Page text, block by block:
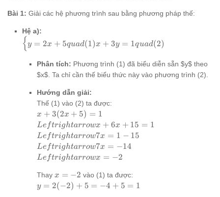
Bài 1: Giải các hệ phương trình sau bằng phương pháp thế:
Hệ a):
\begin{cases}
y = 2x + 5
quad (1) x +
3y = 1 quad
\end{cases}
{ y = 2x + 5quad(1)x + 3y = 1quad(2)
Phân tích: Phương trình (1) đã biểu diễn sẵn $y$ theo
$x$. Ta chỉ cần thế biểu thức này vào phương trình (2).
Hướng dẫn giải:
Thế (1) vào (2) ta được:
x +
3(2x
+ 5)
= 1
x + 3(2x + 5) = 1
Leftrightarrow
x + 6x + 15 =
1
Le ftrightarrowx + 6x + 15 = 1
Leftrightarrow
7x = 1 - 15
Le ftrightarrow7x = 1 − 15
Leftrightarrow
7x = -14
Le ftrightarrow7x = −14
Leftrightarrow
Le ftrightarrowx = −2
Thay x
=
x = −2 vào (1) ta được:
y =
y = 2(−2) + 5 = −4 + 5 = 1